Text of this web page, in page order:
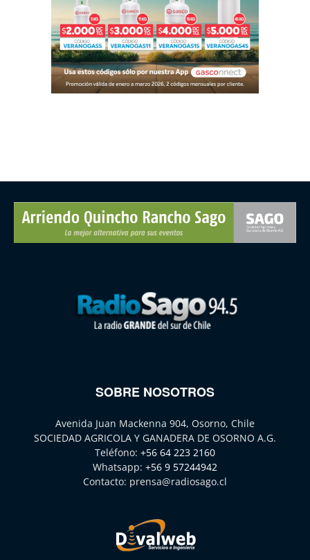
SOBRE NOSOTROS
Avenida Juan Mackenna 904, Osorno, Chile
SOCIEDAD AGRICOLA Y GANADERA DE OSORNO A.G.
Teléfono: +56 64 223 2160
Whatsapp: +56 9 57244942
Contacto: prensa@radiosago.cl